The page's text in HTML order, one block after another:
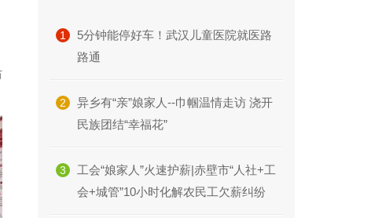
1
5分钟能停好车！武汉儿童医院就医路
路通
2
异乡有“亲”娘家人--巾帼温情走访 浇开
民族团结“幸福花”
3
工会“娘家人”火速护薪|赤壁市“人社+工
会+城管”10小时化解农民工欠薪纠纷